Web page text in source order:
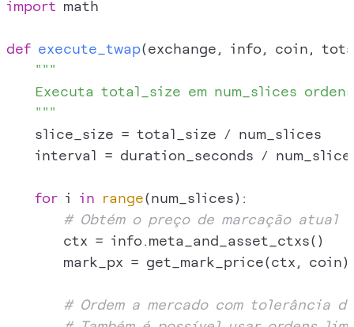
import math
def execute_twap(exchange, info, coin,
"""
Executa total_size em num_slices
    """
    slice_size = total_size / num_slices
interval = duration_seconds /
for i in range(num_slices):
# Obtém o preço de marcação atual
        ctx = info.meta_and_asset_ctxs()
        mark_px = get_mark_price(ctx, coin)
# Ordem a mercado com tolerância